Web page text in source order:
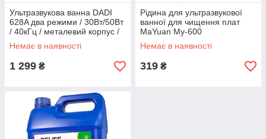
Ультразвукова ванна DADI
628A два режими / 30Вт/50Вт
/ 40кГц / металевий корпус /
600 ml
Немає в наявності
1 299 ₴
Рідина для ультразвукової
ванної для чищення плат
MaYuan My-600
Немає в наявності
319 ₴